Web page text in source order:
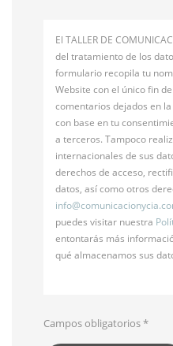
El TALLER DE
del tratamiento de los
formulario recopila tu
Website con el único fin
comentarios dejados en
con base en tu
a terceros. Tampoco
internacionales de sus
derechos de acceso,
datos, así como otros
info@
puedes visitar nuestra
entontarás más
qué almacenamos sus
Campos obligatorios*